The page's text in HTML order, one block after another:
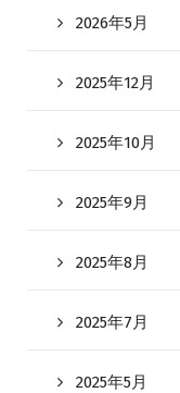
2026年5月
2025年12月
2025年10月
2025年9月
2025年8月
2025年7月
2025年5月